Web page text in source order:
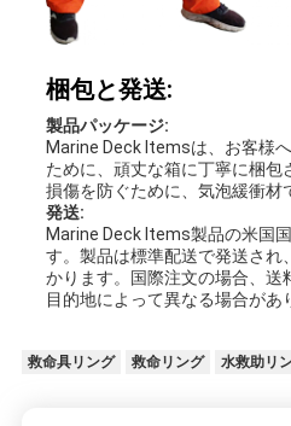
梱包と発送:
製品パッケージ:
Marine Deck Itemsは、お客様
ために、頑丈な箱に丁寧に梱包
損傷を防ぐために、気泡緩衝材
発送:
Marine Deck Items製品の米国
す。製品は標準配送で発送され
かります。国際注文の場合、送
目的地によって異なる場合があ
救命具リング 救命リング 水救助リ